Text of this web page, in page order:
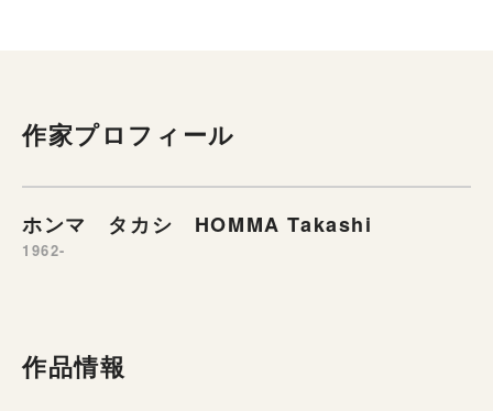
作家プロフィール
ホンマ タカシ HOMMA Takashi
1962-
作品情報